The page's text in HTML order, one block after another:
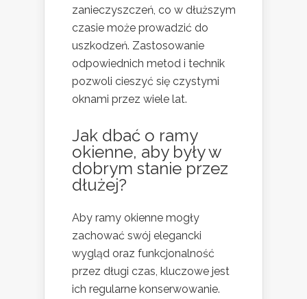
zanieczyszczeń, co w dłuższym
czasie może prowadzić do
uszkodzeń. Zastosowanie
odpowiednich metod i technik
pozwoli cieszyć się czystymi
oknami przez wiele lat.
Jak dbać o ramy
okienne, aby były w
dobrym stanie przez
dłużej?
Aby ramy okienne mogły
zachować swój elegancki
wygląd oraz funkcjonalność
przez długi czas, kluczowe jest
ich regularne konserwowanie.